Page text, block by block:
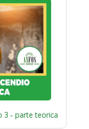
3 - parte teorica